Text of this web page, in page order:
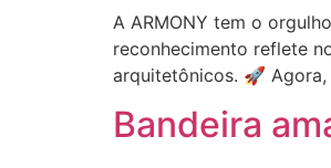
A ARMONY tem o
reconhecimento reflete
arquitetônicos. 🚀
Bandeira